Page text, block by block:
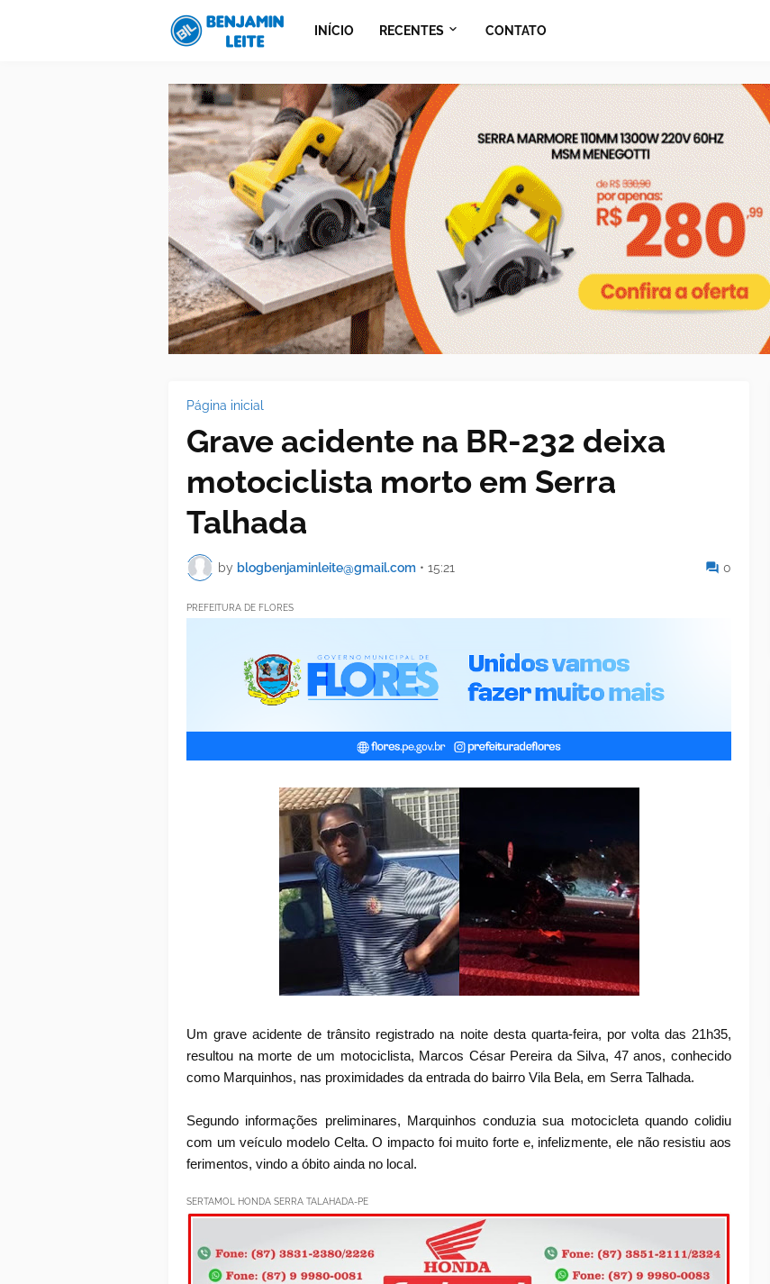
INÍCIO RECENTES CONTATO
Página inicial
Grave acidente na BR-232 deixa
motociclista morto em Serra
Talhada
by blogbenjaminleite@gmail.com • 15:21 0
PREFEITURA DE FLORES
Um grave acidente de trânsito registrado na noite desta quarta-feira, por volta das 21h35,
resultou na morte de um motociclista, Marcos César Pereira da Silva, 47 anos, conhecido
como Marquinhos, nas proximidades da entrada do bairro Vila Bela, em Serra Talhada.
Segundo informações preliminares, Marquinhos conduzia sua motocicleta quando colidiu
com um veículo modelo Celta. O impacto foi muito forte e, infelizmente, ele não resistiu aos
ferimentos, vindo a óbito ainda no local.
SERTAMOL HONDA SERRA TALAHADA-PE